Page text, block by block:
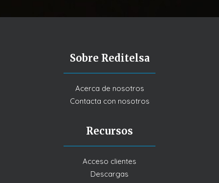
Sobre Reditelsa
Acerca de nosotros
Contacta con nosotros
Recursos
Acceso clientes
Descargas